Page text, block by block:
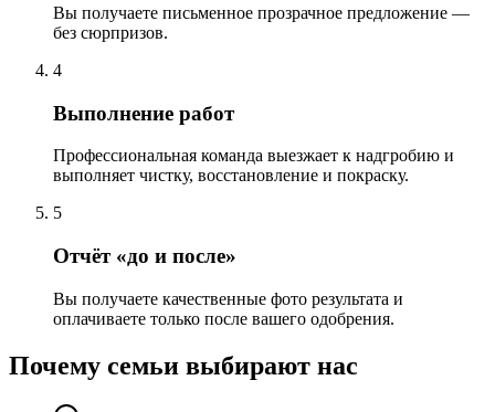
Вы получаете письменное прозрачное предложение —
без сюрпризов.
4
Выполнение работ
Профессиональная команда выезжает к надгробию и
выполняет чистку, восстановление и покраску.
5
Отчёт «до и после»
Вы получаете качественные фото результата и
оплачиваете только после вашего одобрения.
Почему семьи выбирают нас